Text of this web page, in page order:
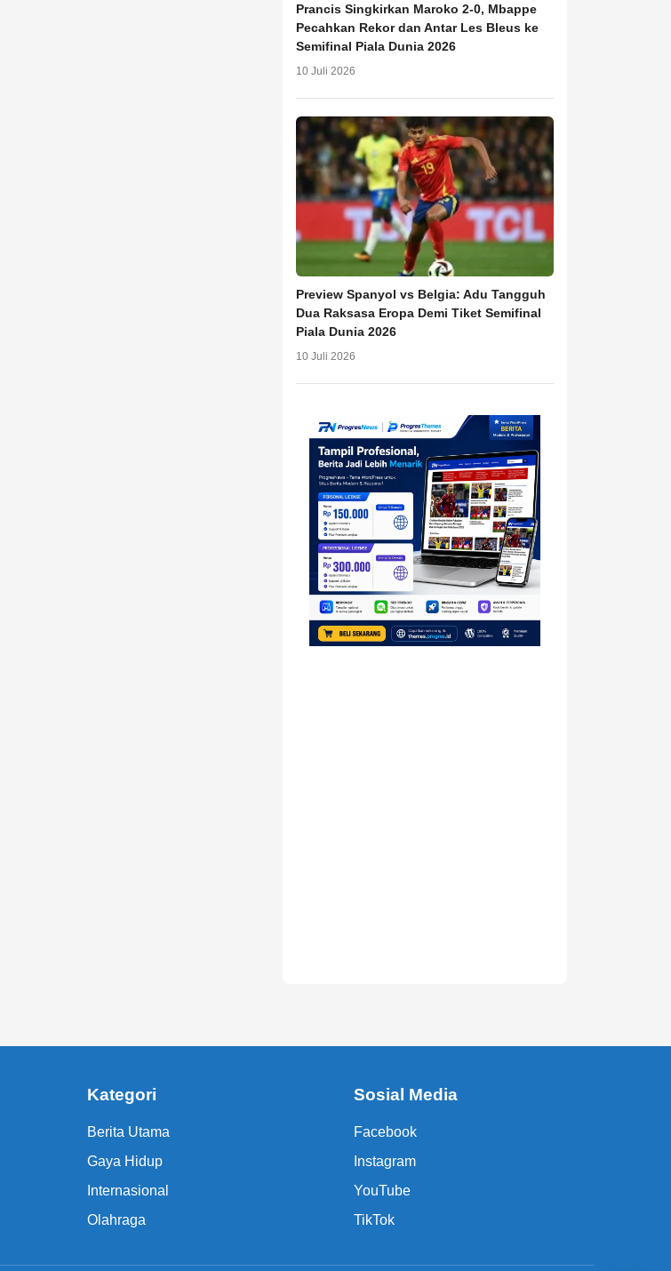
Prancis Singkirkan Maroko 2-0, Mbappe
Pecahkan Rekor dan Antar Les Bleus ke
Semifinal Piala Dunia 2026
10 Juli 2026
Preview Spanyol vs Belgia: Adu Tangguh
Dua Raksasa Eropa Demi Tiket Semifinal
Piala Dunia 2026
10 Juli 2026
Kategori
Berita Utama
Gaya Hidup
Internasional
Olahraga
Sosial Media
Facebook
Instagram
YouTube
TikTok